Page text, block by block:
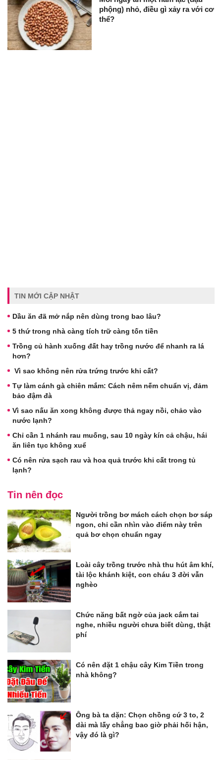
phộng) nhỏ, điều gì xảy ra với cơ
thể?
TIN MỚI CẬP NHẬT
Dầu ăn đã mở nắp nên dùng trong bao lâu?
5 thứ trong nhà càng tích trữ càng tốn tiền
Trồng củ hành xuống đất hay trồng nước để nhanh ra lá
hơn?
Vì sao không nên rửa trứng trước khi cất?
Tự làm cánh gà chiên mắm: Cách nêm nếm chuẩn vị, đảm
bảo đậm đà
Vì sao nấu ăn xong không được thả ngay nồi, chảo vào
nước lạnh?
Chỉ cần 1 nhánh rau muống, sau 10 ngày kín cả chậu, hái
ăn liên tục không xuể
Có nên rửa sạch rau và hoa quả trước khi cất trong tủ
lạnh?
Tin nên đọc
Người trồng bơ mách cách chọn bơ sáp
ngon, chỉ cần nhìn vào điểm này trên
quả bơ chọn chuẩn ngay
Loài cây trồng trước nhà thu hút âm khí,
tài lộc khánh kiệt, con cháu 3 đời vẫn
nghèo
Chức năng bất ngờ của jack cắm tai
nghe, nhiều người chưa biết dùng, thật
phí
Có nên đặt 1 chậu cây Kim Tiền trong
nhà không?
Ông bà ta dặn: Chọn chồng cứ 3 to, 2
dài mà lấy chẳng bao giờ phải hối hận,
vậy đó là gì?